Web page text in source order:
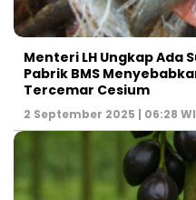
Menteri LH Ungkap Ada
Pabrik BMS
Tercemar Cesium
2 September 2025 | 06:28